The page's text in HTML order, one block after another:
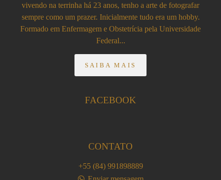
vivendo na terrinha há 23 anos, tenho a arte de fotografar
sempre como um prazer. Inicialmente tudo era um hobby.
Formado em Enfermagem e Obstetrícia pela Universidade
Federal...
SAIBA MAIS
FACEBOOK
CONTATO
+55 (84) 991898889